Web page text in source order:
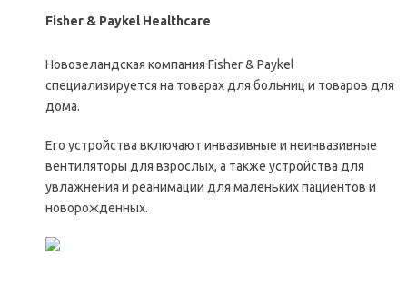
Fisher & Paykel Healthcare
Новозеландская компания Fisher & Paykel
специализируется на товарах для больниц и товаров для
дома.
Его устройства включают инвазивные и неинвазивные
вентиляторы для взрослых, а также устройства для
увлажнения и реанимации для маленьких пациентов и
новорожденных.